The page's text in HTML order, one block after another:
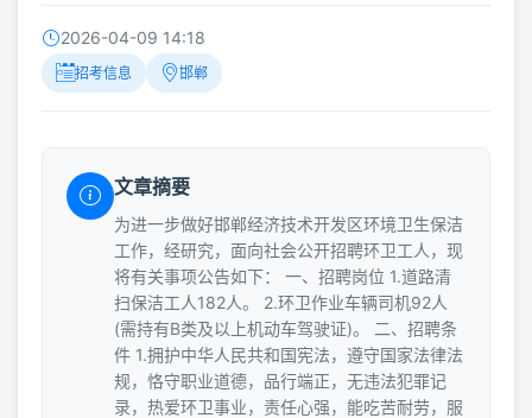
2026-04-09 14:18
招考信息 邯郸
文章摘要
为进一步做好邯郸经济技术开发区环境卫生保洁
工作，经研究，面向社会公开招聘环卫工人，现
将有关事项公告如下： 一、招聘岗位 1.道路清
扫保洁工人182人。 2.环卫作业车辆司机92人
(需持有B类及以上机动车驾驶证)。 二、招聘条
件 1.拥护中华人民共和国宪法，遵守国家法律法
规，恪守职业道德，品行端正，无违法犯罪记
录，热爱环卫事业，责任心强，能吃苦耐劳，服